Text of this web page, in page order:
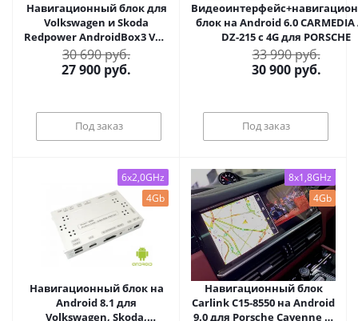
Навигационный блок для
Volkswagen и Skoda
Redpower AndroidBox3 VAG
4G на Android 9.0
30 690 руб.
27 900 руб.
Под заказ
блок на Android 6.0 CARMEDIA
DZ-215 с 4G для PORSCHE
33 990 руб.
30 900руб.
Под заказ
6x2,0GHz
4Gb
Навигационный блок на
Android 8.1 для
Volkswagen, Skoda,
8x1,8GHz
4Gb
Навигационный блок
Carlink C15-8550 на Android
9.0 для Porsche Cayenne III